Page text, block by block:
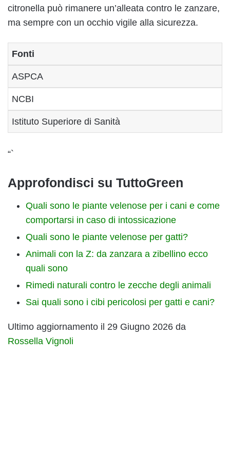
citronella può rimanere un’alleata contro le zanzare,
ma sempre con un occhio vigile alla sicurezza.
Fonti
ASPCA
NCBI
Istituto Superiore di Sanità
“`
Approfondisci su TuttoGreen
Quali sono le piante velenose per i cani e come
comportarsi in caso di intossicazione
Quali sono le piante velenose per gatti?
Animali con la Z: da zanzara a zibellino ecco
quali sono
Rimedi naturali contro le zecche degli animali
Sai quali sono i cibi pericolosi per gatti e cani?
Ultimo aggiornamento il 29 Giugno 2026 da
Rossella Vignoli